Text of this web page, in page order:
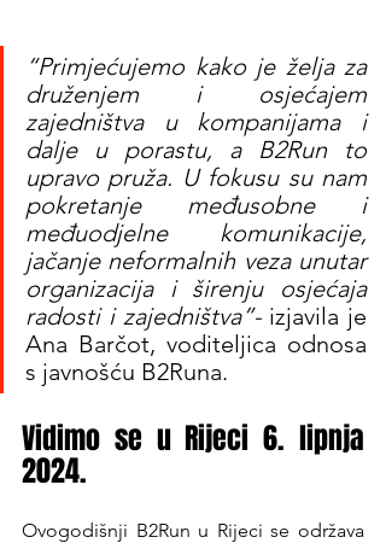
“Primjećujemo kako je želja za
druženjem i osjećajem
zajedništva u kompanijama i
dalje u porastu, a B2Run to
upravo pruža. U fokusu su nam
pokretanje međusobne i
međuodjelne komunikacije,
jačanje neformalnih veza unutar
organizacija i širenju osjećaja
radosti i zajedništva”- izjavila je
Ana Barčot, voditeljica odnosa
s javnošću B2Runa.
Vidimo se u Rijeci 6. lipnja
2024.
Ovogodišnji B2Run u Rijeci se održava